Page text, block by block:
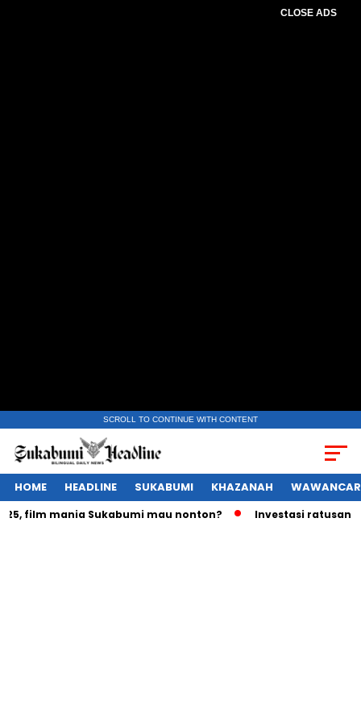
CLOSE ADS
SCROLL TO CONTINUE WITH CONTENT
HOME HEADLINE SUKABUMI KHAZANAH
mania Sukabumi mau nonton? Investasi ratusan triliun